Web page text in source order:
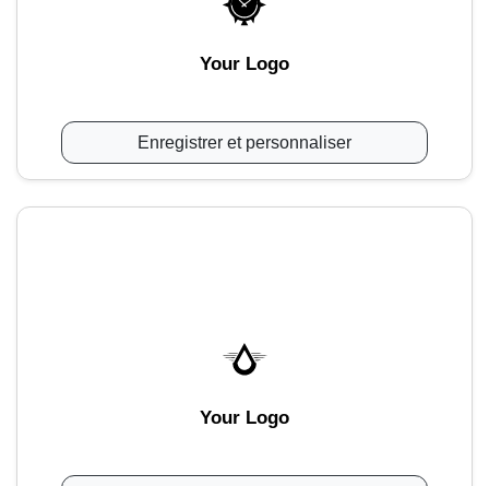
Your Logo
Enregistrer et personnaliser
Your Logo